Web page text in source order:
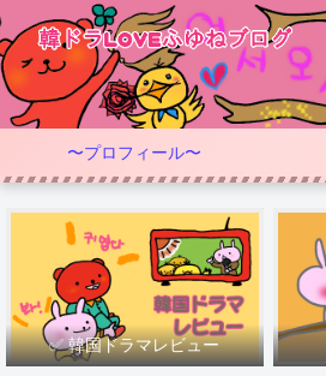
〜プロフィール〜
✅ 韓国ドラマレビュー